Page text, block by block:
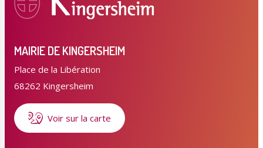
MAIRIE DE KINGERSHEIM
Place de la Libération
68262 Kingersheim
Voir sur la carte